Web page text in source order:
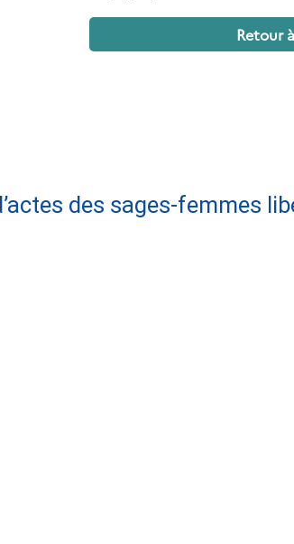
des sages-femmes